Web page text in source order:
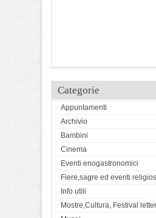
Categorie
Appuntamenti
Archivio
Bambini
Cinema
Eventi enogastronomici
Fiere,sagre ed eventi
Info utili
Mostre,Cultura, Festival